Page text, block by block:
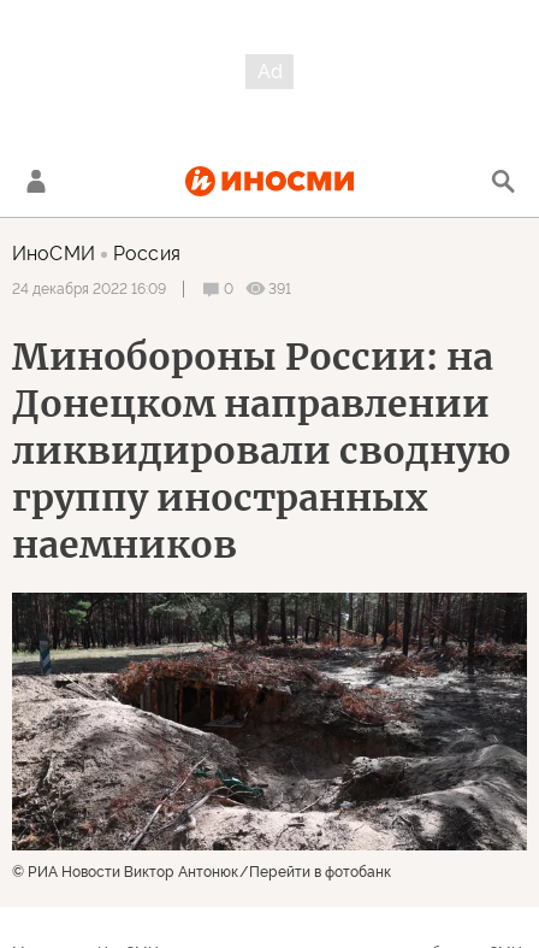
ИноСМИ Россия
24 декабря 2022 16:09 0 391
Минобороны России: на
Донецком направлении
ликвидировали сводную
группу иностранных
наемников
© РИА Новости Виктор Антонюк Перейти в фотобанк